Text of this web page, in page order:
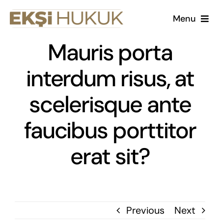
Skip
Menu
Kurumsal
Çalışma Alanlarımız
Kariyer
Makaleler
Mauris porta
interdum risus, at
scelerisque ante
faucibus porttitor
erat sit?
Previous Next